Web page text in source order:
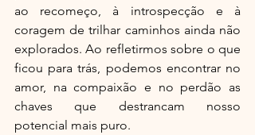
ao recomeço, à introspecção e à
coragem de trilhar caminhos ainda não
explorados. Ao refletirmos sobre o que
ficou para trás, podemos encontrar no
amor, na compaixão e no perdão as
chaves que destrancam nosso
potencial mais puro.